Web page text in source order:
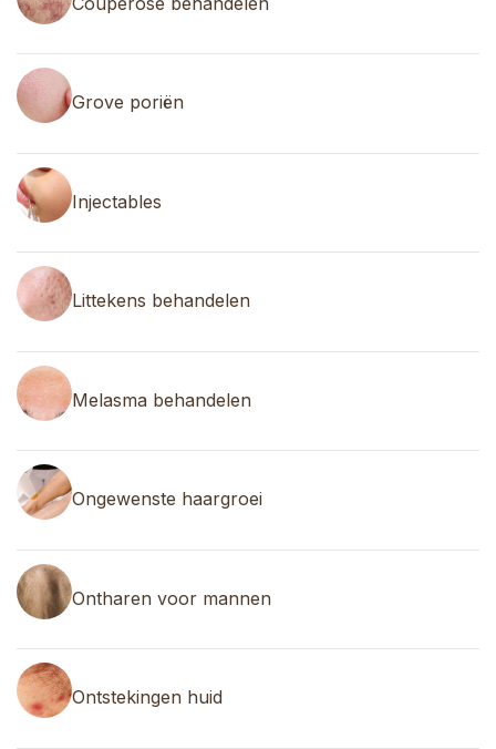
Grove poriën
Injectables
Littekens behandelen
Melasma behandelen
Ongewenste haargroei
Ontharen voor mannen
Ontstekingen huid